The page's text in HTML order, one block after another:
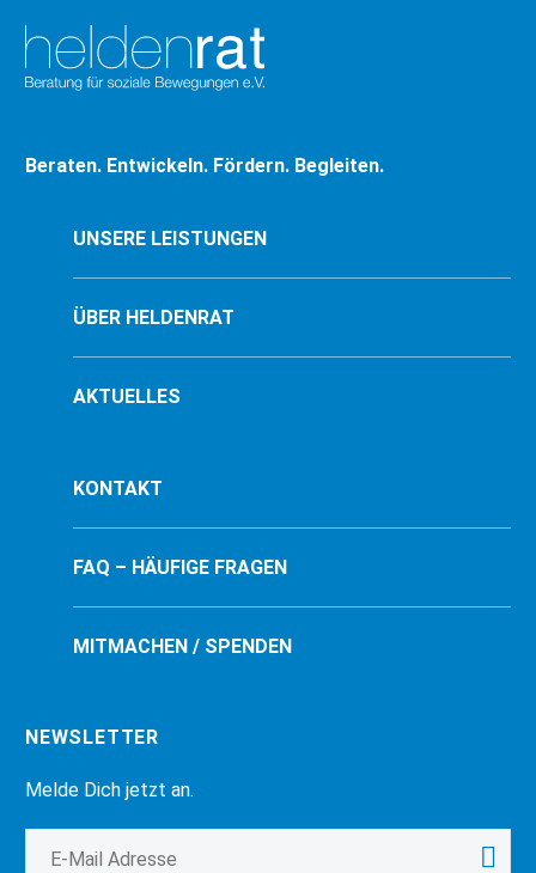
Beraten. Entwickeln. Fördern. Begleiten.
UNSERE LEISTUNGEN
ÜBER HELDENRAT
AKTUELLES
KONTAKT
FAQ – HÄUFIGE FRAGEN
MITMACHEN / SPENDEN
NEWSLETTER
Melde Dich jetzt an.